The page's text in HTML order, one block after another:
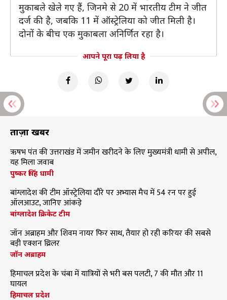
मुकाबले खेले गए हैं, जिनमे से 20 में भारतीय टीम ने जीत
दर्ज की है, जबकि 11 में ऑस्ट्रेलिया को जीत मिली है।
दोनों के बीच एक मुकाबला अनिर्णित रहा है।
आपने पूरा पढ़ लिया है
ताज़ा खबरें
ऋषभ पंत की उत्तराखंड में जमीन खरीदने के लिए मुख्यमंत्री धामी से अपील,
यह मिला जवाब
पुष्कर सिंह धामी
बांग्लादेश की टीम ऑस्ट्रेलिया दौरे पर अभ्यास मैच में 54 रन पर हुई
ऑलआउट, जानिए आंकड़े
बांग्लादेश क्रिकेट टीम
जॉन अब्राहम और शिवम नायर फिर साथ, तैयार हो रही करियर की सबसे
बड़ी एक्शन थ्रिलर
जॉन अब्राहम
हिमाचल प्रदेश के चंबा में यात्रियों से भरी बस पलटी, 7 की मौत और 11
घायल
हिमाचल प्रदेश